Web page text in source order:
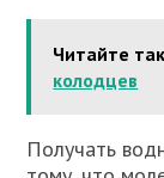
Читайте
колодцев
Получать